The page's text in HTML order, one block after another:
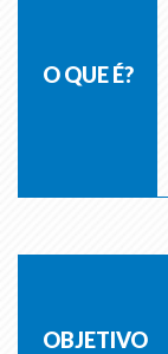
O QUE É?
OBJETIVO